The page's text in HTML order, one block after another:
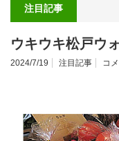
注目記事
ウキウキ松戸ウ
2024/7/19 注目記事 コ